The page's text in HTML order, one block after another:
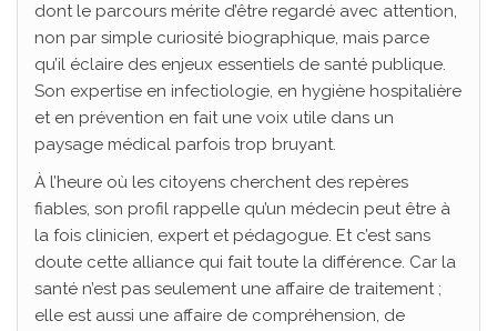
dont le parcours mérite d’être regardé avec attention,
non par simple curiosité biographique, mais parce
qu’il éclaire des enjeux essentiels de santé publique.
Son expertise en infectiologie, en hygiène hospitalière
et en prévention en fait une voix utile dans un
paysage médical parfois trop bruyant.
À l’heure où les citoyens cherchent des repères
fiables, son profil rappelle qu’un médecin peut être à
la fois clinicien, expert et pédagogue. Et c’est sans
doute cette alliance qui fait toute la différence. Car la
santé n’est pas seulement une affaire de traitement ;
elle est aussi une affaire de compréhension, de